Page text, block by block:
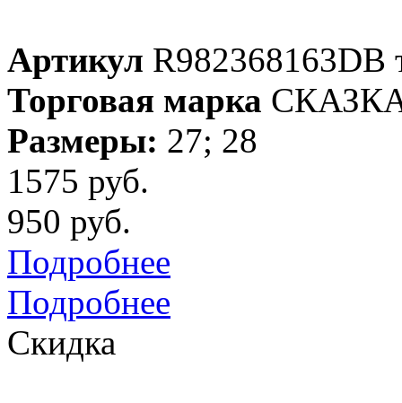
Артикул R982368163DB
Торговая марка
Размеры: 27; 28
1575 руб.
950 руб.
Подробнее
Подробнее
Скидка